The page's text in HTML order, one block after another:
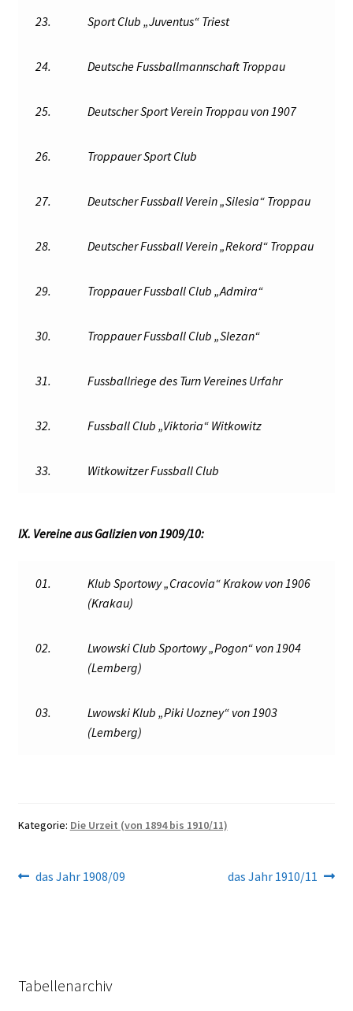
23. Sport Club „Juventus“ Triest
24. Deutsche Fussballmannschaft Troppau
25. Deutscher Sport Verein Troppau von 1907
26. Troppauer Sport Club
27. Deutscher Fussball Verein „Silesia“ Troppau
28. Deutscher Fussball Verein „Rekord“ Troppau
29. Troppauer Fussball Club „Admira“
30. Troppauer Fussball Club „Slezan“
31. Fussballriege des Turn Vereines Urfahr
32. Fussball Club „Viktoria“ Witkowitz
33. Witkowitzer Fussball Club
IX. Vereine aus Galizien von 1909/10:
01.
Klub Sportowy „Cracovia“ Krakow von 1906
(Krakau)
02.
Lwowski Club Sportowy „Pogon“ von 1904
(Lemberg)
03.
Lwowski Klub „Piki Uozney“ von 1903
(Lemberg)
Kategorie: Die Urzeit (von 1894 bis 1910/11)
Beitragsnavigation
Vorheriger
das Jahr 1908/09
Nächster
das Jahr 1910/11
Tabellenarchiv